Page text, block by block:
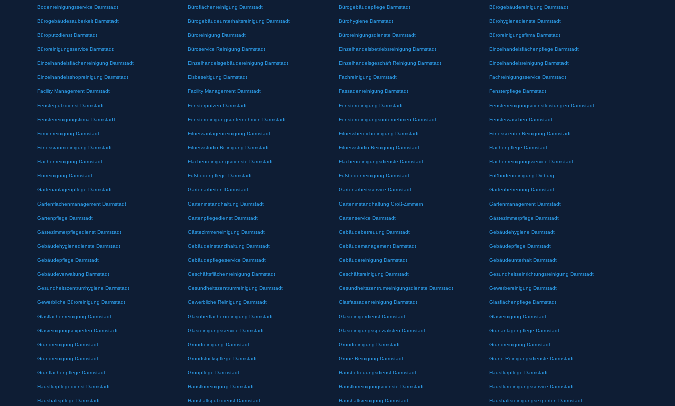
Bodenreinigungsservice Darmstadt Büroflächenreinigung Darmstadt Bürogebäudepflege Darmstadt Bürogebäudereinigung Darmstadt
Bürogebäudesauberkeit Darmstadt Bürogebäudeunterhaltsreinigung Darmstadt Bürohygiene Darmstadt Bürohygienedienste Darmstadt
Büroputzdienst Darmstadt Büroreinigung Darmstadt Büroreinigungsdienste Darmstadt Büroreinigungsfirma Darmstadt
Büroreinigungsservice Darmstadt Büroservice Reinigung Darmstadt Einzelhandelsbetriebsreinigung Darmstadt Einzelhandelsflächenpflege Darmstadt
Einzelhandelsflächenreinigung Darmstadt Einzelhandelsgebäudereinigung Darmstadt Einzelhandelsgeschäft Reinigung Darmstadt Einzelhandelsreinigung Darmstadt
Einzelhandelsshopreinigung Darmstadt Eisbeseitigung Darmstadt Fachreinigung Darmstadt Fachreinigungsservice Darmstadt
Facility Management Darmstadt Facility Management Darmstadt Fassadenreinigung Darmstadt Fensterpflege Darmstadt
Fensterputzdienst Darmstadt Fensterputzen Darmstadt Fensterreinigung Darmstadt Fensterreinigungsdienstleistungen Darmstadt
Fensterreinigungsfirma Darmstadt Fensterreinigungsunternehmen Darmstadt Fensterreinigungsunternehmen Darmstadt Fensterwaschen Darmstadt
Firmenreinigung Darmstadt Fitnessanlagenreinigung Darmstadt Fitnessbereichreinigung Darmstadt Fitnesscenter-Reinigung Darmstadt
Fitnessraumreinigung Darmstadt Fitnessstudio Reinigung Darmstadt Fitnessstudio-Reinigung Darmstadt Flächenpflege Darmstadt
Flächenreinigung Darmstadt Flächenreinigungsdienste Darmstadt Flächenreinigungsdienste Darmstadt Flächenreinigungsservice Darmstadt
Flurreinigung Darmstadt Fußbodenpflege Darmstadt Fußbodenreinigung Darmstadt Fußbodenreinigung Dieburg
Gartenanlagenpflege Darmstadt Gartenarbeiten Darmstadt Gartenarbeitsservice Darmstadt Gartenbetreuung Darmstadt
Gartenflächenmanagement Darmstadt Garteninstandhaltung Darmstadt Garteninstandhaltung Groß-Zimmern Gartenmanagement Darmstadt
Gartenpflege Darmstadt Gartenpflegedienst Darmstadt Gartenservice Darmstadt Gästezimmerpflege Darmstadt
Gästezimmerpflegedienst Darmstadt Gästezimmerreinigung Darmstadt Gebäudebetreuung Darmstadt Gebäudehygiene Darmstadt
Gebäudehygienedienste Darmstadt Gebäudeinstandhaltung Darmstadt Gebäudemanagement Darmstadt Gebäudepflege Darmstadt
Gebäudepflege Darmstadt Gebäudepflegeservice Darmstadt Gebäudereinigung Darmstadt Gebäudeunterhalt Darmstadt
Gebäudeverwaltung Darmstadt Geschäftsflächenreinigung Darmstadt Geschäftsreinigung Darmstadt Gesundheitseinrichtungsreinigung Darmstadt
Gesundheitszentrumhygiene Darmstadt Gesundheitszentrumreinigung Darmstadt Gesundheitszentrumreinigungsdienste Darmstadt Gewerbereinigung Darmstadt
Gewerbliche Büroreinigung Darmstadt Gewerbliche Reinigung Darmstadt Glasfassadenreinigung Darmstadt Glasflächenpflege Darmstadt
Glasflächenreinigung Darmstadt Glasoberflächenreinigung Darmstadt Glasreinigerdienst Darmstadt Glasreinigung Darmstadt
Glasreinigungsexperten Darmstadt Glasreinigungsservice Darmstadt Glasreinigungsspezialisten Darmstadt Grünanlagenpflege Darmstadt
Grundreinigung Darmstadt Grundreinigung Darmstadt Grundreinigung Darmstadt Grundreinigung Darmstadt
Grundreinigung Darmstadt Grundstückspflege Darmstadt Grüne Reinigung Darmstadt Grüne Reinigungsdienste Darmstadt
Grünflächenpflege Darmstadt Grünpflege Darmstadt Hausbetreuungsdienst Darmstadt Hausflurpflege Darmstadt
Hausflurpflegedienst Darmstadt Hausflurreinigung Darmstadt Hausflurreinigungsdienste Darmstadt Hausflurreinigungsservice Darmstadt
Haushaltspflege Darmstadt Haushaltsputzdienst Darmstadt Haushaltsreinigung Darmstadt Haushaltsreinigungsexperten Darmstadt